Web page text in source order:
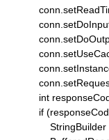
int
if